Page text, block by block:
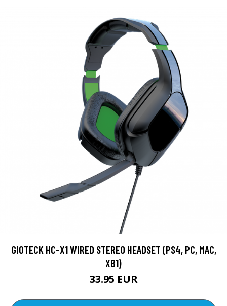
GIOTECK HC-X1 WIRED STEREO HEADSET (PS4, PC, MAC,
XB1)
33.95 EUR